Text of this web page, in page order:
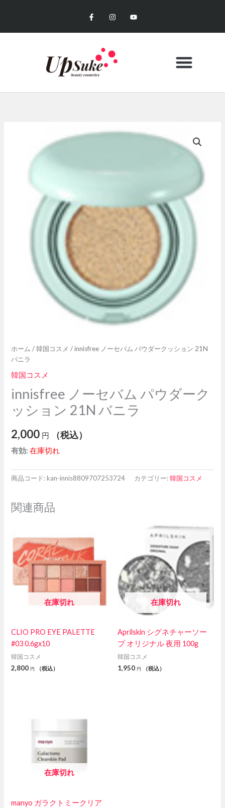
a
e
k
-
f
n
t
r
a
o
t
ホーム /韓国コスメ / innisfree ノーセバム パウダークッション 21N
バニラ
韓国コスメ
innisfree ノーセバム パウダーク
ッション 21N バニラ
2,000 円 （税込）
有効: 在庫切れ
商品コード:kan-innis8809707253724 カテゴリー:韓国コスメ
関連商品
在庫切れ
CLIO PRO EYE PALETTE
#03 0.6gx10
韓国コスメ
2,800 円 （税込）
在庫切れ
Aprilskin シグネチャーソー
プ オリジナル 夜用 100g
韓国コスメ
1,950 円 （税込）
在庫切れ
manyo ガラクトミークリア